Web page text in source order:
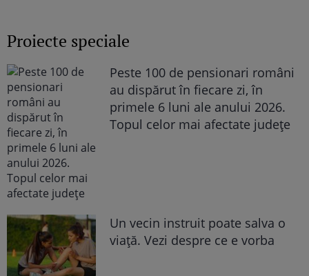
Proiecte speciale
Peste 100 de pensionari români
au dispărut în fiecare zi, în
primele 6 luni ale anului 2026.
Topul celor mai afectate județe
Un vecin instruit poate salva o
viață. Vezi despre ce e vorba